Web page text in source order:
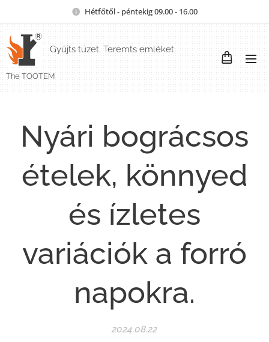
Hétfőtől - péntekig 09.00 - 16.00
Gyújts tüzet. Teremts emléket.
The TOOTEM
Nyári bográcsos
ételek, könnyed
és ízletes
variációk a forró
napokra.
2024.08.22